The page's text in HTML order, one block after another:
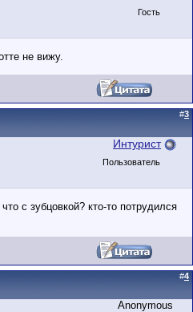
Гость
не вижу.
#3
Интурист
Пользователь
с зубцовкой? кто-то потрудился
#4
Anonymous